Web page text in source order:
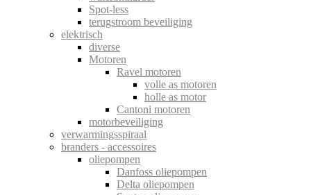
Spot-less
terugstroom beveiliging
elektrisch
diverse
Motoren
Ravel motoren
volle as motoren
holle as motor
Cantoni motoren
motorbeveiliging
verwarmingsspiraal
branders - accessoires
oliepompen
Danfoss oliepompen
Delta oliepompen